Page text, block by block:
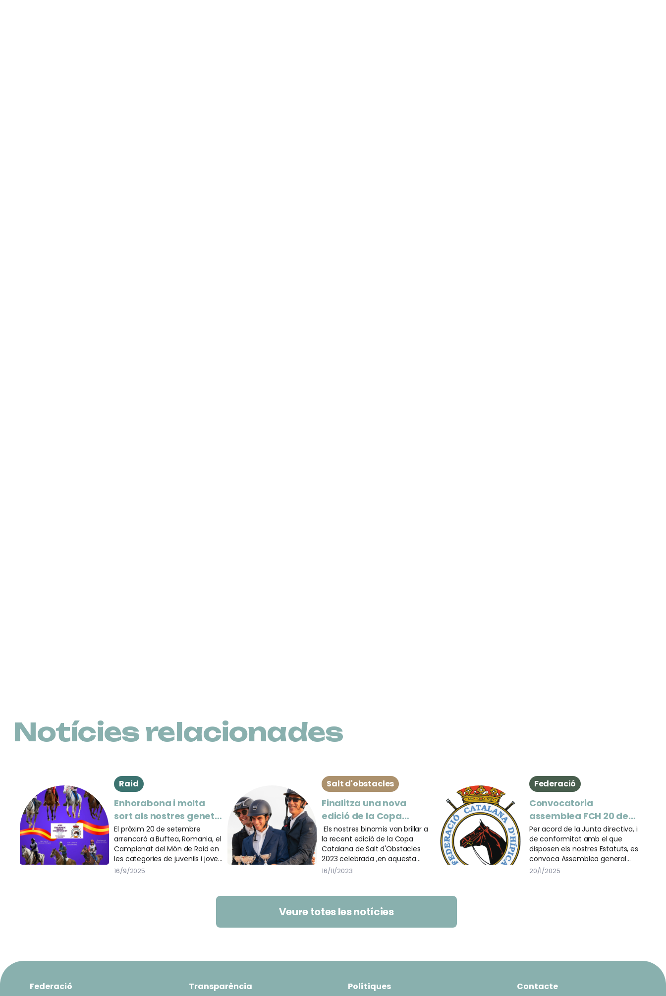
Notícies relacionades
Raid
Enhorabona i molta
sort als nostres genets
catalans al Campionat
del Món de Raid 2025
El pròxim 20 de setembre
arrencarà a Buftea, Romania, el
Campionat del Món de Raid en
les categories de juvenils i joves
genets, on Espanya estarà
16/9/2025
Salt d'obstacles
Finalitza una nova
edició de la Copa
Catalana de Salt
d'Obstacles
Els nostres binomis van brillar a
la recent edició de la Copa
Catalana de Salt d'Obstacles
2023 celebrada ,en aquesta
ocasió, al Club
16/11/2023
Federació
Convocatoria
assemblea FCH 20 de
gener
Per acord de la Junta directiva, i
de conformitat amb el que
disposen els nostres Estatuts, es
convoca Assemblea general
ordinària de la FCH, dilluns 20 de
20/1/2025
Veure totes les notícies
Federació Transparència Polítiques Contacte